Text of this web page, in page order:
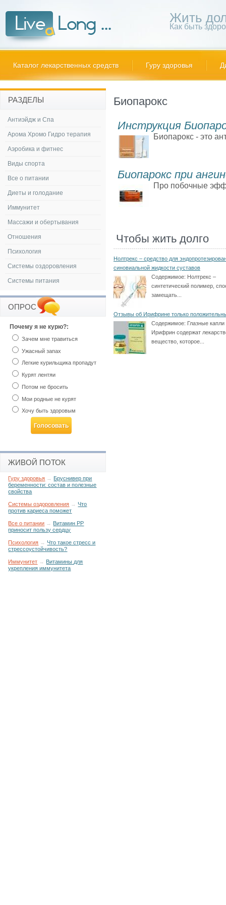
Жить
Как быть
Каталог лекарственных средств Гуру здоровья
Биопарокс
Инструкция
Биопарокс - это
Биопарокс при
Про побочные
Чтобы жить долго
Нолтрекс – средство для
синовиальной жидкости суставов
Содержимое: Нолтрекс –
синтетический полимер,
замещать...
Отзывы об Ирифрине только
Содержимое: Глазные капли
Ирифрин содержат
вещество, которое...
РАЗДЕЛЫ
Антиэйдж и Спа
Арома Хромо Гидро терапия
Аэробика и фитнес
Виды спорта
Все о питании
Диеты и голодание
Иммунитет
Массажи и обертывания
Отношения
Психология
Системы оздоровления
Системы питания
ОПРОС
Почему я не курю?:
Зачем мне травиться
Ужасный запах
Легкие курильщика пропадут
Курят лентяи
Потом не бросить
Мои родные не курят
Хочу быть здоровым
ЖИВОЙ ПОТОК
Гуру здоровья → Бруснивер при
беременности: состав и полезные
свойства
Системы оздоровления →Что
против кариеса поможет
Все о питании → Витамин РР
приносит пользу сердцу
Психология →Что такое стресс и
стрессоустойчивость?
Иммунитет → Витамины для
укрепления иммунитета